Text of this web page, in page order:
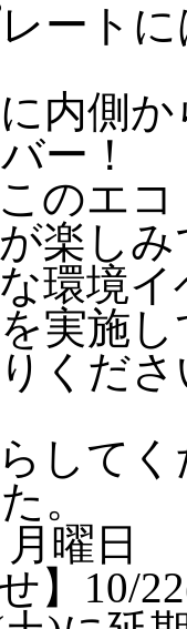
ート
内側
ー！
のエ
楽しみ
環境
実施
くださ
して
。
曜日
】10/